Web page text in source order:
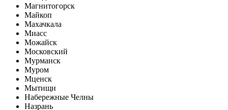
Магнитогорск
Майкоп
Махачкала
Миасс
Можайск
Московский
Мурманск
Муром
Мценск
Мытищи
Набережные Челны
Назрань